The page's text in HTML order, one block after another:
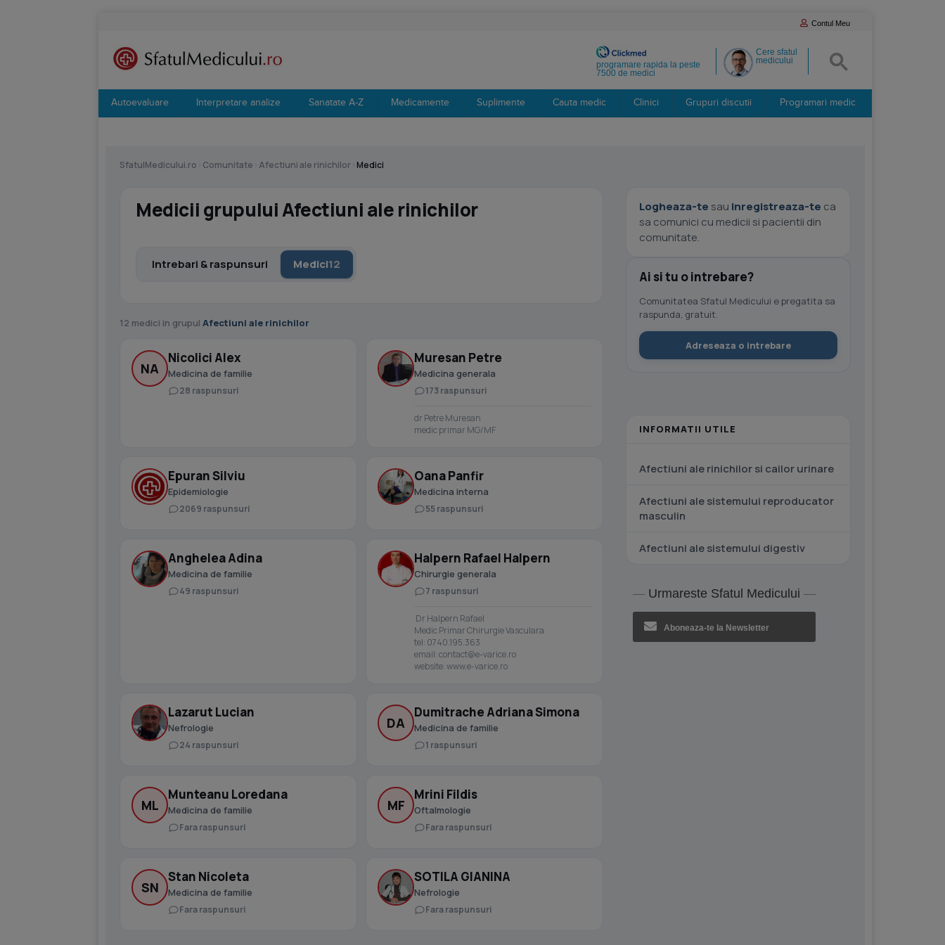
Contul Meu
Cere sfatul
medicului
programare rapida la peste
7500 de medici
Autoevaluare Interpretare analize Sanatate A-Z Medicamente Suplimente Cauta medic Clinici Grupuri discutii Programari medic
SfatulMedicului.ro Comunitate Afectiuni ale rinichilor Medici
Medicii grupului Afectiuni ale rinichilor
Intrebari & raspunsuri Medici12
12 medici in grupul Afectiuni ale rinichilor
NA
Nicolici Alex
Medicina de familie
28 raspunsuri
Muresan Petre
Medicina generala
173 raspunsuri
dr Petre Muresan
medic primar MG/MF
Epuran Silviu
Epidemiologie
2069 raspunsuri
Oana Panfir
Medicina interna
55 raspunsuri
Anghelea Adina
Medicina de familie
49 raspunsuri
Halpern Rafael Halpern
Chirurgie generala
7 raspunsuri
Dr Halpern Rafael
Medic Primar Chirurgie Vasculara
tel: 0740.195.363
email:contact@e-varice.ro
website: www.e-varice.ro
Lazarut Lucian
Nefrologie
24 raspunsuri
DA
Dumitrache Adriana Simona
Medicina de familie
1 raspunsuri
ML
Munteanu Loredana
Medicina de familie
Fara raspunsuri
MF
Mrini Fildis
Oftalmologie
Fara raspunsuri
SN
Stan Nicoleta
Medicina de familie
Fara raspunsuri
SOTILA GIANINA
Nefrologie
Fara raspunsuri
Logheaza-te sau inregistreaza-te ca
sa comunici cu medicii si pacientii din
comunitate.
Ai si tu o intrebare?
Comunitatea Sfatul Medicului e pregatita sa
raspunda, gratuit.
Adreseaza o intrebare
INFORMATII UTILE
Afectiuni ale rinichilor si cailor urinare
Afectiuni ale sistemului reproducator
masculin
Afectiuni ale sistemului digestiv
Urmareste Sfatul Medicului
Aboneaza-te la Newsletter